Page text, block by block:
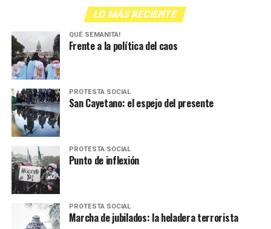
LO MÁS RECIENTE
QUÉ SEMANITA!
Frente a la política del caos
PROTESTA SOCIAL
San Cayetano: el espejo del presente
PROTESTA SOCIAL
Punto de inflexión
PROTESTA SOCIAL
Marcha de jubilados: la heladera terrorista